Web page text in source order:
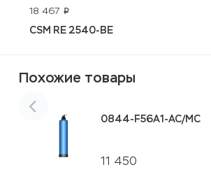
18 467 p
CSM RE 2540-BE
Похожие товары
11 450
0844-F56A1-AC/MC